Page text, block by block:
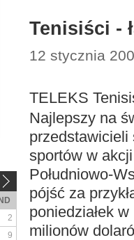
Tenisiści -
12 stycznia
TELEKS
Najlepszy na
przedstawicieli
sportów w
Południowo-
pójść za
poniedziałek
milionów
2
9